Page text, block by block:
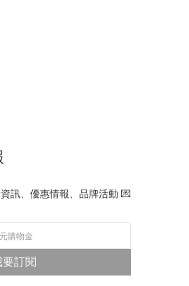
訊、優惠情報、品牌活動 💌
要訂閱